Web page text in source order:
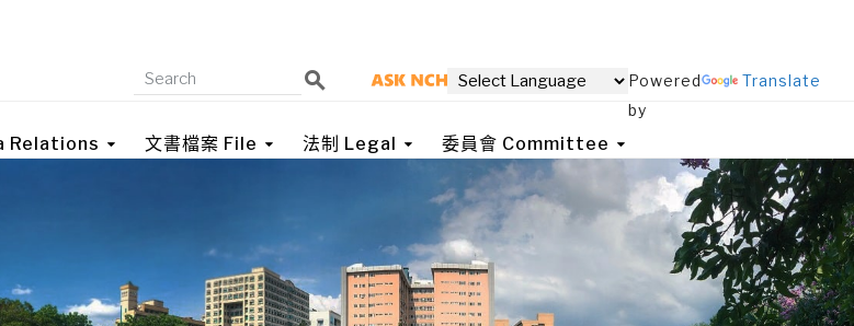
Powered
by
Translate
Relations 文書檔案 File 法制 Legal 委員會 Committee